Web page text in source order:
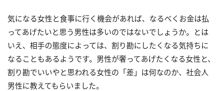
気になる女性と食事に行く機会があれば、なるべくお金は払
ってあげたいと思う男性は多いのではないでしょうか。とは
いえ、相手の態度によっては、割り勘にしたくなる気持ちに
なることもあるようです。男性が奢ってあげたくなる女性と、
割り勘でいいやと思われる女性の「差」は何なのか、社会人
男性に教えてもらいました。